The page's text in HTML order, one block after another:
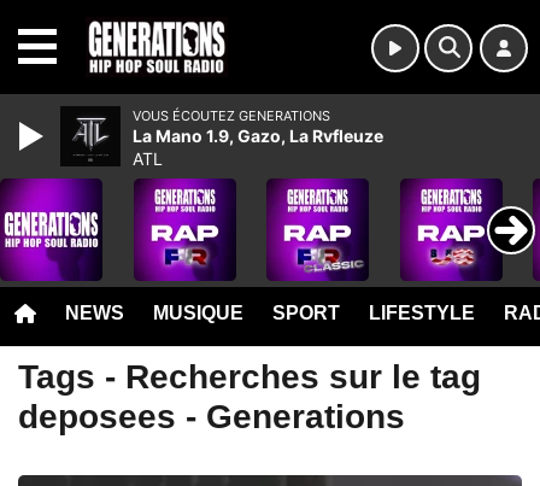
NEWS MUSIQUE SPORT LIFESTYLE
Tags - Recherches sur le tag
deposees - Generations
VOUS ÉCOUTEZ GENERATIONS
La Mano 1.9, Gazo, La Rvfleuze
ATL